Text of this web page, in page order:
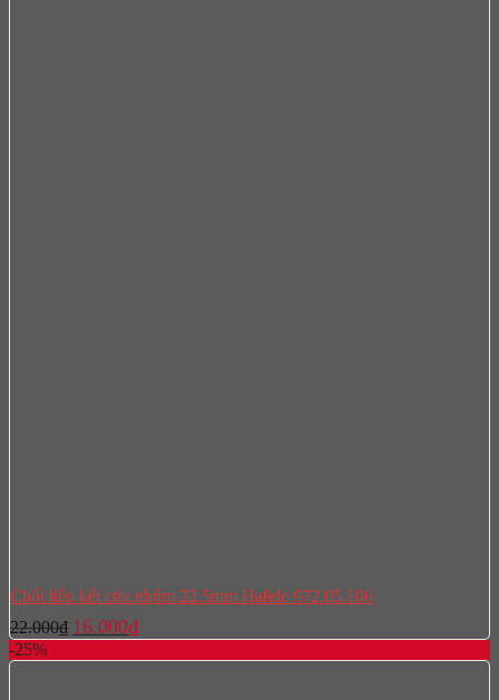
Chốt liên kết cửa nhôm 22.5mm Hafele 972.05.106
22.000₫ Giá
gốc
là:
16.000₫Giá
hiện
tại
-25%